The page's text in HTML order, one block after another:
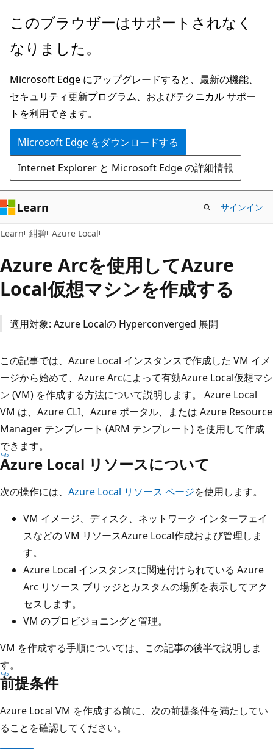
メ
ン
ン
テ
ン
ツ
に
ス
キ
ッ
プ
このブラウザーはサポートされなく
なりました。
Microsoft Edge にアップグレードすると、最新の機能、
セキュリティ更新プログラム、およびテクニカル サポー
トを利用できます。
Microsoft Edge をダウンロードする
Internet Explorer と Microsoft Edge の詳細情報
Learn サインイン
Learn 紺碧 Azure Local
Azure Arcを使用してAzure
Local仮想マシンを作成する
適用対象: Azure Localの Hyperconverged 展開
この記事では、Azure Local インスタンスで作成した VM イメ
ージから始めて、Azure Arcによって有効Azure Local仮想マシ
ン (VM) を作成する方法について説明します。 Azure Local
VM は、Azure CLI、Azure ポータル、または Azure Resource
Manager テンプレート (ARM テンプレート) を使用して作成
できます。
Azure Local リソースについて
次の操作には、 Azure Local リソース ページを使用します。
VM イメージ、ディスク、ネットワーク インターフェイ
スなどの VM リソースAzure Local作成および管理しま
す。
Azure Local インスタンスに関連付けられている Azure
Arc リソース ブリッジとカスタムの場所を表示してアク
セスします。
VM のプロビジョニングと管理。
VM を作成する手順については、この記事の後半で説明しま
す。
前提条件
Azure Local VM を作成する前に、次の前提条件を満たしてい
ることを確認してください。